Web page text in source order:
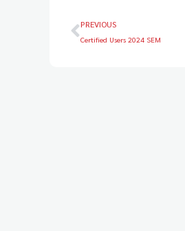
PREVIOUS
Certified Users 2024 SEM